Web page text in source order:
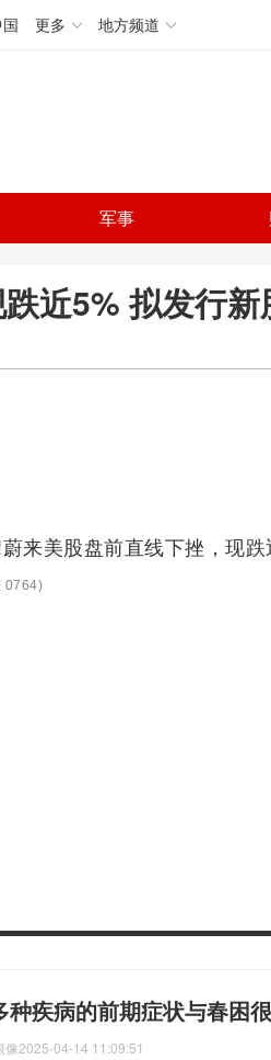
更多 地方频道
军事
近5% 拟发行
来美股盘前直线下挫，现
0764)
种疾病的前期症状与春困
像2025-04-14 11:09:51